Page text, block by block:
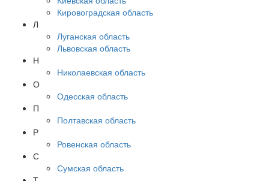
Кировоградская область
Л
Луганская область
Львовская область
Н
Николаевская область
О
Одесская область
П
Полтавская область
Р
Ровенская область
С
Сумская область